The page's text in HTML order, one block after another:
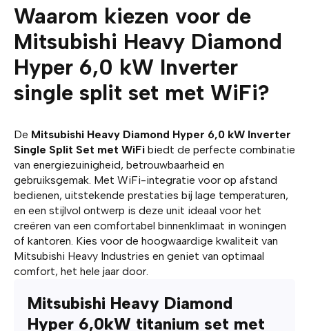
Waarom kiezen voor de
Mitsubishi Heavy Diamond
Hyper 6,0 kW Inverter
single split set met WiFi?
De Mitsubishi Heavy Diamond Hyper 6,0 kW Inverter
Single Split Set met WiFi biedt de perfecte combinatie
van energiezuinigheid, betrouwbaarheid en
gebruiksgemak. Met WiFi-integratie voor op afstand
bedienen, uitstekende prestaties bij lage temperaturen,
en een stijlvol ontwerp is deze unit ideaal voor het
creëren van een comfortabel binnenklimaat in woningen
of kantoren. Kies voor de hoogwaardige kwaliteit van
Mitsubishi Heavy Industries en geniet van optimaal
comfort, het hele jaar door.
Mitsubishi Heavy Diamond
Hyper 6,0kW titanium set met